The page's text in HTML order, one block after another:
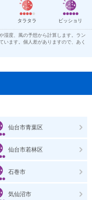
タラタラ ビッショリ
湿度、風の予想から計算します。ラン
います。個人差がありますので、あく
仙台市青葉区
仙台市若林区
石巻市
気仙沼市